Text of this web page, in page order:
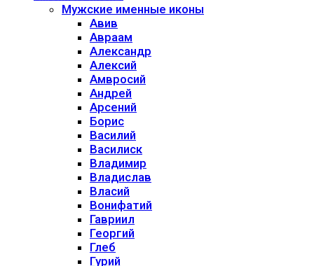
Мужские именные иконы
Авив
Авраам
Александр
Алексий
Амвросий
Андрей
Арсений
Борис
Василий
Василиск
Владимир
Владислав
Власий
Вонифатий
Гавриил
Георгий
Глеб
Гурий